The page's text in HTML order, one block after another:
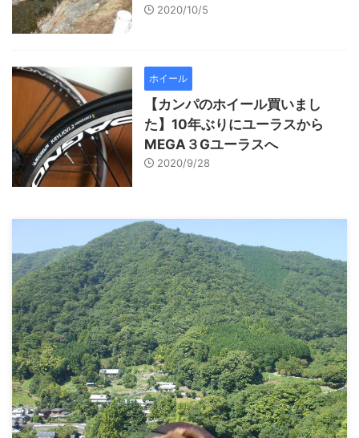
2020/10/5
ホイール
【カンパのホイール買いまし
た】10年ぶりにユーラスから
MEGA３Gユーラスへ
2020/9/28